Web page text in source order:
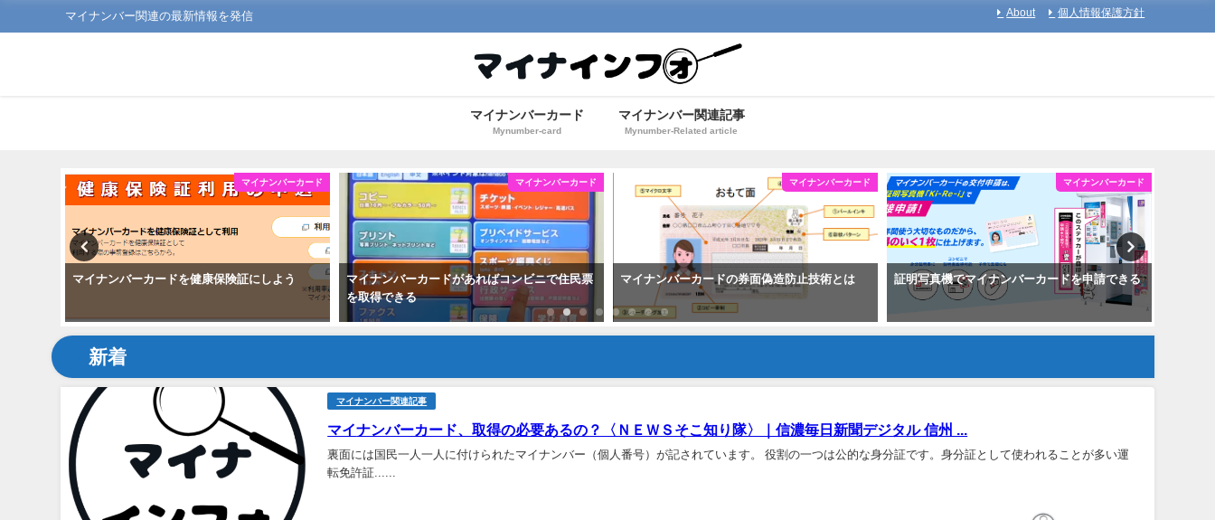
マイナンバー関連の最新情報を発信 About 個人情報保護方針
マイナンバーカード
Mynumber-card
マイナンバー関連記事
Mynumber-Related article
マイナンバーカード
マイナンバーカードを健康保険証にしよう
マイナンバーカード
マイナンバーカードがあればコンビニで住民票
を取得できる
マイナンバーカード
マイナンバーカードの券面偽造防止技術とは
マイナンバーカード
証明写真機でマイナンバーカードを申請できる
新着
マイナンバー関連記事
マイナンバーカード、取得の必要あるの？〈ＮＥＷＳそこ知り隊〉｜信濃毎日新聞デジタル 信州 ...
裏面には国民一人一人に付けられたマイナンバー（個人番号）が記されています。 役割の一つは公的な身分証です。身分証として使われることが多い運
転免許証......